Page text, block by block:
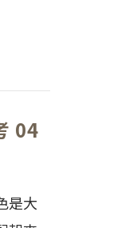
04
是大